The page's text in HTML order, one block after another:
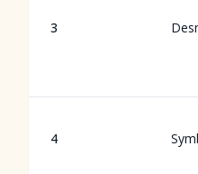
3
4